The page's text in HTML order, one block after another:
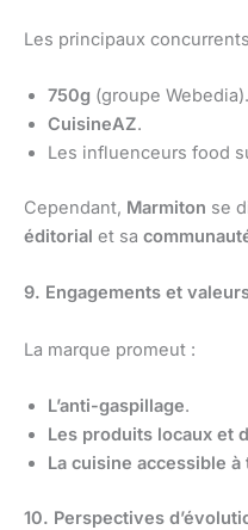
Les principaux
750g (groupe Webedia).
CuisineAZ.
Les influenceurs food
Cependant, Marmiton se
éditorial et sa
9. Engagements et
La marque promeut :
L’anti-gaspillage.
Les produits locaux et
La cuisine accessible à
10. Perspectives